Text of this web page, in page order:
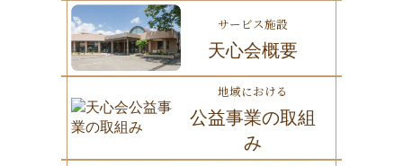
サービス施設
天心会概要
地域における
公益事業の取組
み